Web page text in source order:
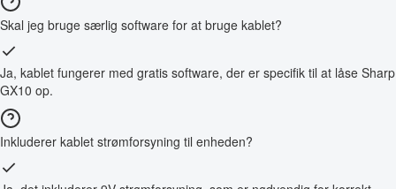
Skal jeg bruge særlig software for at bruge kablet?
Ja, kablet fungerer med gratis software, der er specifik til at låse Sharp
GX10 op.
Inkluderer kablet strømforsyning til enheden?